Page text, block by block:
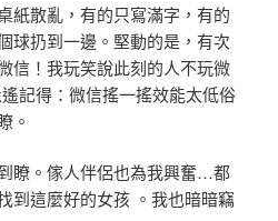
散亂，有的只寫滿字，有的
球扔到一邊。堅動的是，有次
信！我玩笑說此刻的人不玩微
記得：微信搖一搖效能太低俗
。
。傢人伴侶也為我興奮…都
到這麼好的女孩 。我也暗暗竊